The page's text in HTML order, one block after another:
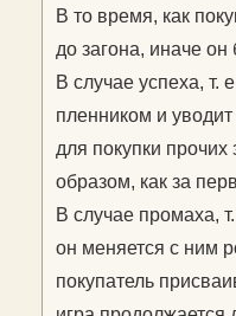
В то время, как
до загона, иначе он
В случае успеха, т.
пленником и
для покупки
образом, как за
В случае промаха,
он меняется с ним
покупатель